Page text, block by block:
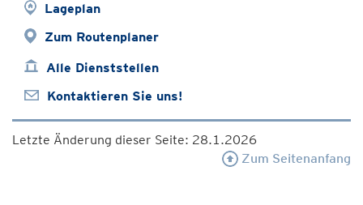
Lageplan
Zum Routenplaner
Alle Dienststellen
Kontaktieren Sie uns!
Letzte Änderung dieser Seite: 28.1.2026
Zum Seitenanfang